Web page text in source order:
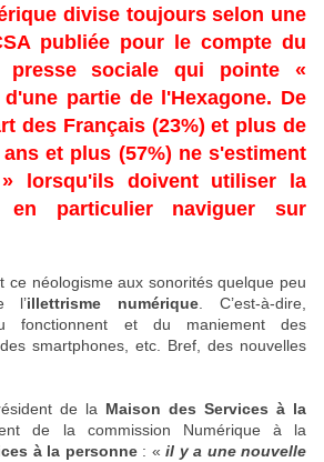
divise toujours selon une
publiée pour le compte du
sociale qui pointe «
partie de l'Hexagone. De
des Français (23%) et plus de
et plus (57%) ne s'estiment
lorsqu'ils doivent utiliser la
en particulier naviguer sur
ce néologisme aux sonorités quelque peu
l’illettrisme numérique . C’est-à-dire,
fonctionnent et du maniement des
smartphones, etc. Bref, des nouvelles
de la Maison des Services à la
de la commission Numérique à la
à la personne: « il y a une nouvelle